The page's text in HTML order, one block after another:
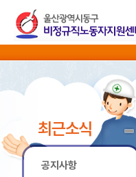
최근소식
공지사항